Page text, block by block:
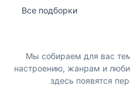
Все подборки
Мы собираем для вас
настроению, жанрам и
здесь появятся